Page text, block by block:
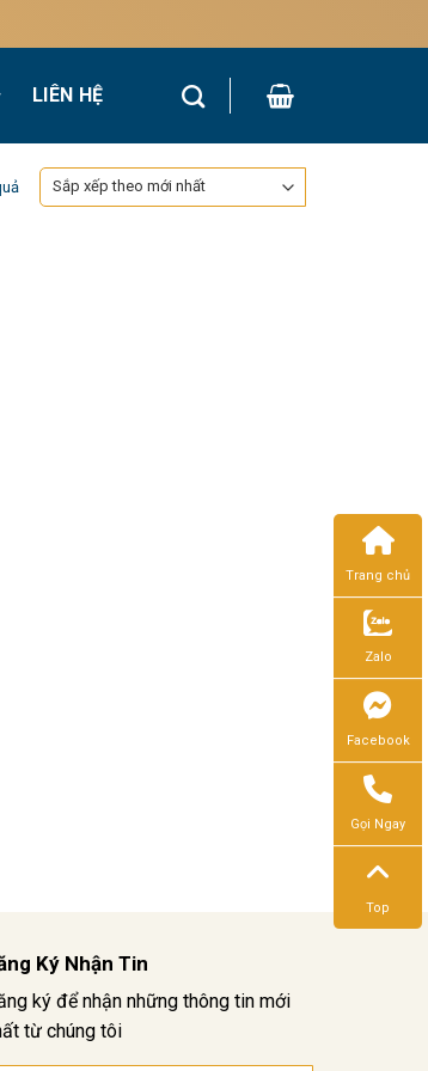
LIÊN HỆ
Đã
sắp
Ký Nhận Tin
ký để nhận những thông tin mới
từ chúng tôi
Trang chủ
Zalo
Facebook
Gọi Ngay
Top